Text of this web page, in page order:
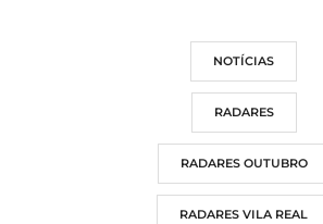
NOTÍCIAS
RADARES
RADARES OUTUBRO
RADARES VILA REAL